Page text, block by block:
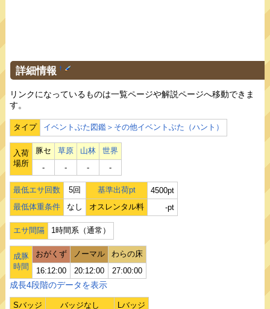
詳細情報 †
リンクになっているものは一覧ページや解説ページへ移動できま
す。
タイプ イベントぶた図鑑＞その他イベントぶた（ハント）
入荷
場所
豚セ 草原 山林
世界
‐
‐ ‐ ‐
最低エサ回数 5回 基準出荷pt
4500pt
最低体重条件
なし オスレンタル料 -pt
エサ間隔 1時間系（通常）
成豚
時間
おがくず ノーマル
わらの床
16:12:00
20:12:00 27:00:00
成長4段階のデータを表示
Sバッジ
バッジなし
Lバッジ